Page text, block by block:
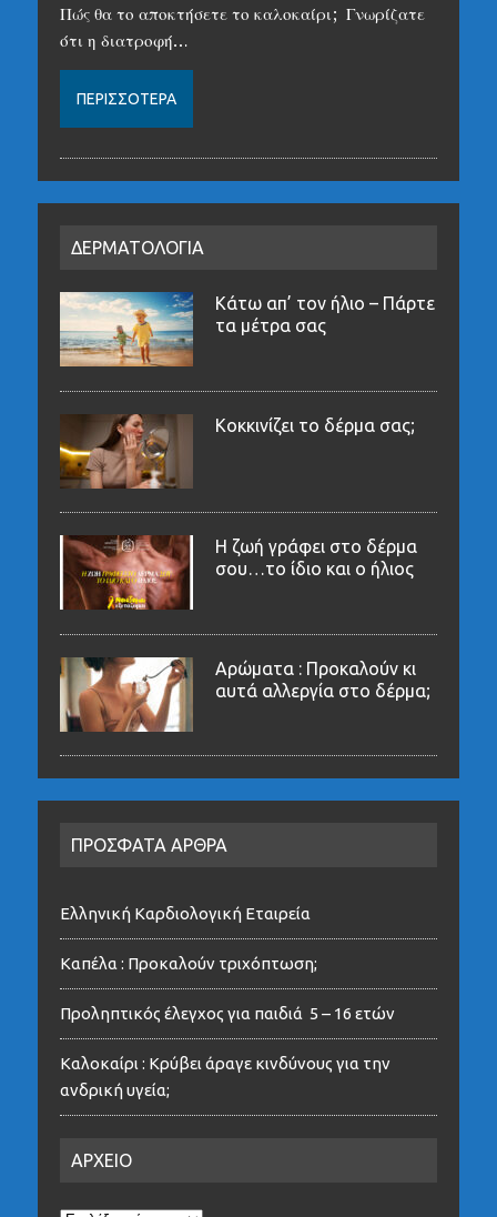
Πώς θα το αποκτήσετε το καλοκαίρι; Γνωρίζατε
ότι η διατροφή…
ΠΕΡΙΣΣΌΤΕΡΑ
ΔΕΡΜΑΤΟΛΟΓΙΑ
Κάτω απ’ τον ήλιο – Πάρτε
τα μέτρα σας
Κοκκινίζει το δέρμα σας;
Η ζωή γράφει στο δέρμα
σου…το ίδιο και ο ήλιος
Αρώματα : Προκαλούν κι
αυτά αλλεργία στο δέρμα;
ΠΡΟΣΦΑΤΑ ΑΡΘΡΑ
Ελληνική Καρδιολογική Εταιρεία
Καπέλα : Προκαλούν τριχόπτωση;
Προληπτικός έλεγχος για παιδιά 5 – 16 ετών
Καλοκαίρι : Κρύβει άραγε κινδύνους για την
ανδρική υγεία;
ΑΡΧΕΙΟ